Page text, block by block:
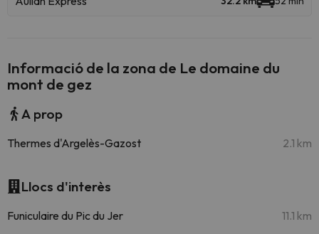
Informació de la zona de Le domaine du
mont de gez
A prop
Thermes d'Argelès-Gazost 2.1 km
Llocs d'interès
Funiculaire du Pic du Jer 11.1 km